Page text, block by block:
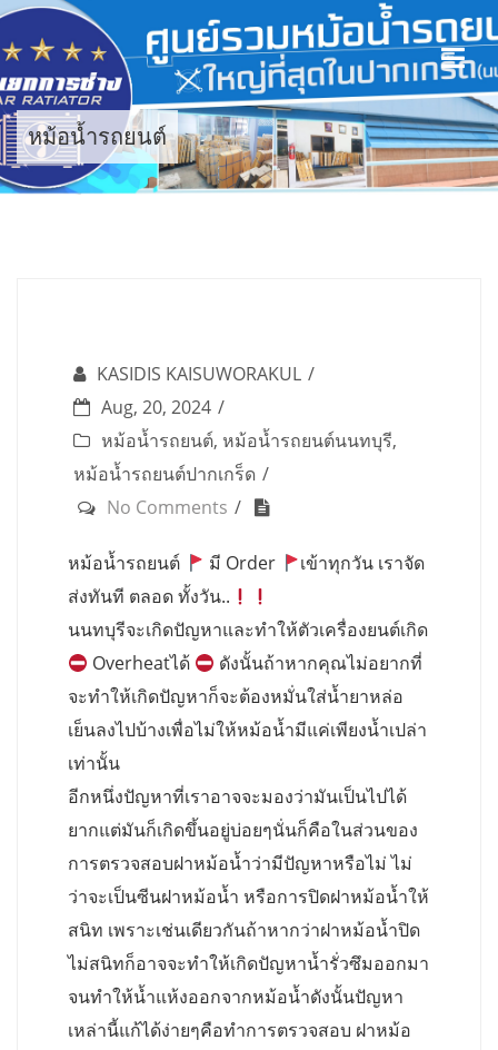
Skip
content
หม้อน้ำรถยนต์
KASIDIS KAISUWORAKUL
Aug, 20, 2024
หม้อน้ำรถยนต์, หม้อน้ำรถยนต์นนทบุรี,
หม้อน้ำรถยนต์ปากเกร็ด
No Comments
หม้อน้ำรถยนต์ มี Order
เข้าทุกวัน เราจัด
ส่งทันที ตลอด ทั้งวัน..
นนทบุรีจะเกิดปัญหาและทำให้ตัวเครื่องยนต์เกิด
Overheatได้
ดังนั้นถ้าหากคุณไม่อยากที่
จะทำให้เกิดปัญหาก็จะต้องหมั่นใส่น้ำยาหล่อ
เย็นลงไปบ้างเพื่อไม่ให้หม้อน้ำมีแค่เพียงน้ำเปล่า
เท่านั้น
อีกหนึ่งปัญหาที่เราอาจจะมองว่ามันเป็นไปได้
ยากแต่มันก็เกิดขึ้นอยู่บ่อยๆนั่นก็คือในส่วนของ
การตรวจสอบฝาหม้อน้ำว่ามีปัญหาหรือไม่ ไม่
ว่าจะเป็นซีนฝาหม้อน้ำ หรือการปิดฝาหม้อน้ำให้
สนิท เพราะเช่นเดียวกันถ้าหากว่าฝาหม้อน้ำปิด
ไม่สนิทก็อาจจะทำให้เกิดปัญหาน้ำรั่วซึมออกมา
จนทำให้น้ำแห้งออกจากหม้อน้ำดังนั้นปัญหา
เหล่านี้แก้ได้ง่ายๆคือทำการตรวจสอบ ฝาหม้อ